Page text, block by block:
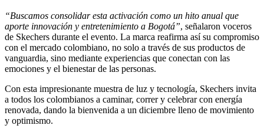
“Buscamos consolidar esta activación como un hito anual que
aporte innovación y entretenimiento a Bogotá”, señalaron voceros
de Skechers durante el evento. La marca reafirma así su compromiso
con el mercado colombiano, no solo a través de sus productos de
vanguardia, sino mediante experiencias que conectan con las
emociones y el bienestar de las personas.
Con esta impresionante muestra de luz y tecnología, Skechers invita
a todos los colombianos a caminar, correr y celebrar con energía
renovada, dando la bienvenida a un diciembre lleno de movimiento
y optimismo.